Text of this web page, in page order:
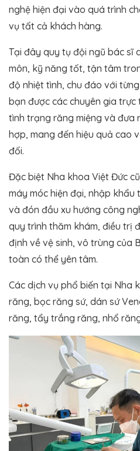
nghệ hiện đại vào quá trình
vụ tất cả khách hàng.
Tại đây quy tụ đội ngũ bác sĩ
môn, kỹ năng tốt, tận tâm
độ nhiệt tình, chu đáo với
bạn được các chuyên gia
tình trạng răng miệng và đưa
hợp, mang đến hiệu quả cao
đối.
Đặc biệt Nha khoa Việt Đức
máy móc hiện đại, nhập khẩu
và đón đầu xu hướng công
quy trình thăm khám, điều trị
định về vệ sinh, vô trùng của
toàn có thể yên tâm.
Các dịch vụ phổ biến tại Nha
răng, bọc răng sứ, dán sứ
răng, tẩy trắng răng, nhổ